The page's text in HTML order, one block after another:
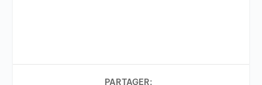
PARTAGER: